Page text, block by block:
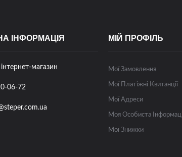
ІНФОРМАЦІЯ
інтернет-магазин
06-72
МІЙ ПРОФІЛЬ
Мої Замовлення
Мої Платіжні Квитанції
Мої Адреси
Моя Особиста
Мої Знижки